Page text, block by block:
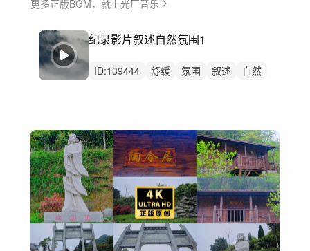
更多正版BGM，就上光厂音乐
纪录影片叙述自然氛围1
ID:139444 舒缓 氛围 叙述
自然